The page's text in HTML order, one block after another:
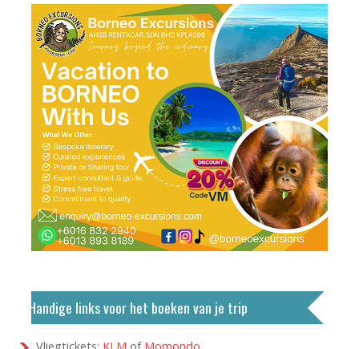
Handige links voor het boeken van je trip